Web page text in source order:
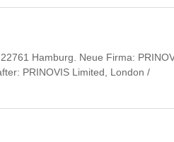
Hamburg. Neue Firma:
PRINOVIS Limited, London /